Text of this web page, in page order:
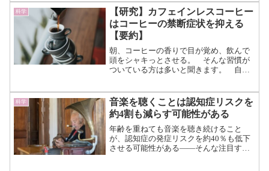
学生ネイサン･ゾナーは、この化学物質の
危険性について...（続きを読む）
科学
【研究】カフェインレスコーヒー
はコーヒーの禁断症状を抑える
【要約】
朝、コーヒーの香りで目が覚め、飲んで
頭をシャキっとさせる。 そんな習慣が
ついている方は多いと聞きます。 自分
カフェイン依存の研究についてのお話
し。 カフェインの離脱症状...（続きを
読む）
科学
音楽を聴くことは認知症リスクを
約4割も減らす可能性がある
年齢を重ねても音楽を聴き続けること
が、認知症の発症リスクを約40％も低下
させる可能性がある――そんな注目すべ